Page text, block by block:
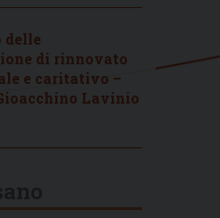
delle
di rinnovato
e caritativo –
Lavinio